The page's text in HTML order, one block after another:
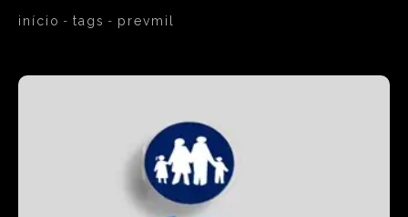
início tags prevmil